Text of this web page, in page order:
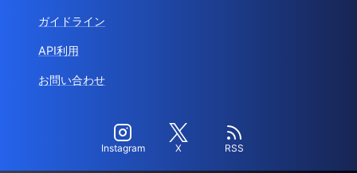
ガイドライン
API利用
お問い合わせ
Instagram X RSS